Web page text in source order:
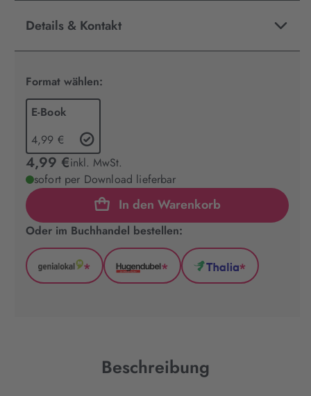
Details & Kontakt
Format wählen:
E-Book
4,99 €
4,99 €inkl. MwSt.
sofort per Download lieferbar
In den Warenkorb
Oder im Buchhandel bestellen:
GenialLokal
*
Hugendubel
*
Thalia
*
Beschreibung